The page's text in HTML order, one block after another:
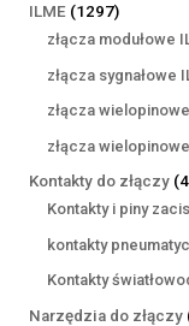
ILME 12971297
złącza modułowe
złącza sygnałowe
złącza
złącza
Kontakty do złączy
Kontakty i piny
kontakty
Kontakty
Narzędzia do złączy